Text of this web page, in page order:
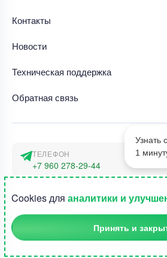
Узнать
1
Контакты
Новости
Техническая поддержка
Обратная связь
ТЕЛЕФОН
+7 960 278-29-44
г. Москва, наб. Тараса Шевченко
©2015-2026, Студландия -
Cookies для аналитики и
Принять и